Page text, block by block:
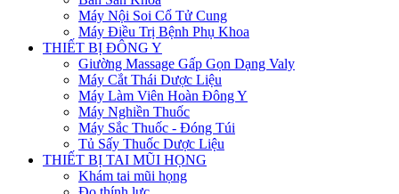
Máy Nội Soi Cổ Tử Cung
Máy Điều Trị Bệnh Phụ Khoa
THIẾT BỊ ĐÔNG Y
Giường Massage Gấp Gọn Dạng Valy
Máy Cắt Thái Dược Liệu
Máy Làm Viên Hoàn Đông Y
Máy Nghiền Thuốc
Máy Sắc Thuốc - Đóng Túi
Tủ Sấy Thuốc Dược Liệu
THIẾT BỊ TAI MŨI HỌNG
Khám tai mũi họng